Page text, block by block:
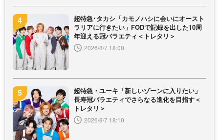
超特急･タカシ「カモノハシに会いにオースト
ラリアに行きたい」FODで記録を出した10周
年迎える冠バラエティ＜トレタリ＞
2026/8/7 18:00
超特急・ユーキ「新しいゾーンに入りたい」
長寿冠バラエティでさらなる進化を目指す＜
トレタリ＞
2026/8/7 18:10